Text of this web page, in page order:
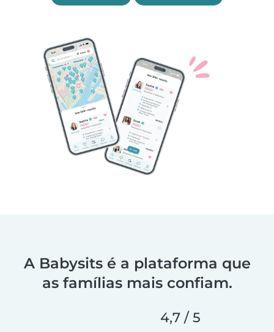
A Babysits é a plataforma que
as famílias mais confiam.
4,7 / 5